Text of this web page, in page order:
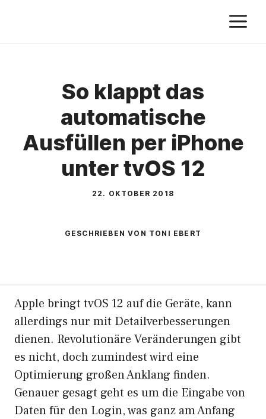
springen
So klappt das
automatische
Ausfüllen per iPhone
unter tvOS 12
22. OKTOBER 2018
GESCHRIEBEN VON TONI EBERT
Apple bringt tvOS 12 auf die Geräte, kann
allerdings nur mit Detailverbesserungen
dienen. Revolutionäre Veränderungen gibt
es nicht, doch zumindest wird eine
Optimierung großen Anklang finden.
Genauer gesagt geht es um die Eingabe von
Daten für den Login, was ganz am Anfang